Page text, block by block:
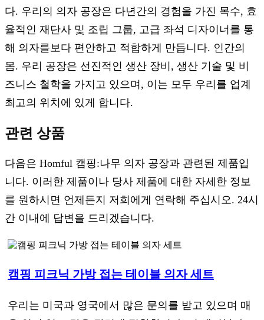
다. 우리의 의자 공장은 다년간의 경험을 가진 목수, 효
율적인 재단사 및 조립 그룹, 고급 좌석 디자이너를 통
해 의자를보다 편안하고 적합하게 만듭니다. 인간의
몸. 우리 공장은 선진적인 생산 장비, 생산 기술 및 비
즈니스 철학을 가지고 있으며, 이는 모두 우리를 업계
최고의 위치에 있게 합니다.
관련 상품
다음은 Homful 캠핑:나무 의자 공장과 관련된 제품입
니다. 이러한 제품이나 당사 제품에 대한 자세한 정보
를 원하시면 언제든지 저희에게 연락해 주십시오. 24시
간 이내에 답변을 드리겠습니다.
캠핑 피크닉 가방 접는 테이블 의자 세트
우리는 미국과 영국에서 많은 문의를 받고 있으며 매